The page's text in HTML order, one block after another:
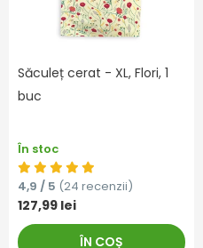
Săculeț cerat - XL, Flori, 1
buc
În stoc
4,9 / 5 (24 recenzii)
127,99 lei
ÎN COȘ